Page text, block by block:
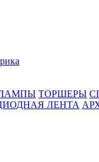
ТОРШЕРЫ
ЛЕНТА